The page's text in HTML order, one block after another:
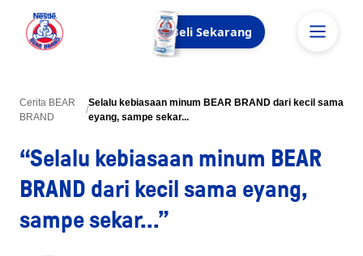
Beli Sekarang
Cerita BEAR
BRAND
/
Selalu kebiasaan minum BEAR BRAND dari kecil sama
eyang, sampe sekar...
“Selalu kebiasaan minum BEAR
BRAND dari kecil sama eyang,
sampe sekar...”